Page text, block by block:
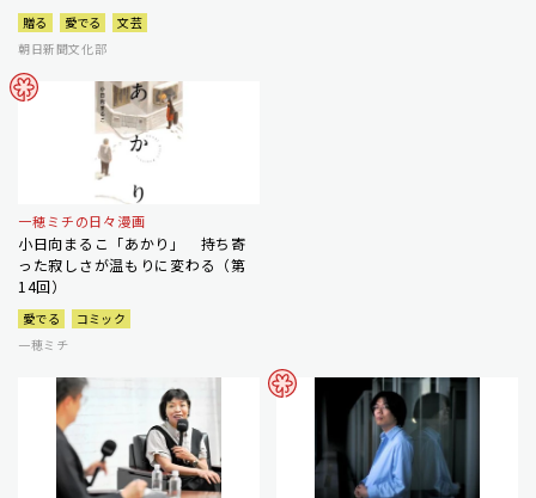
贈る 愛でる
文芸
朝日新聞文化部
一穂ミチの日々漫画
小日向まるこ「あかり」 持ち寄
った寂しさが温もりに変わる（第
14回）
愛でる
コミック
一穂ミチ